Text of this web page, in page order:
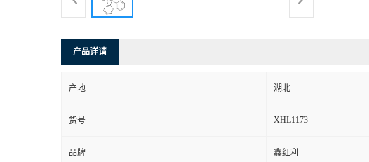
产品详请
产地 湖北
货号 XHL1173
品牌 鑫红利